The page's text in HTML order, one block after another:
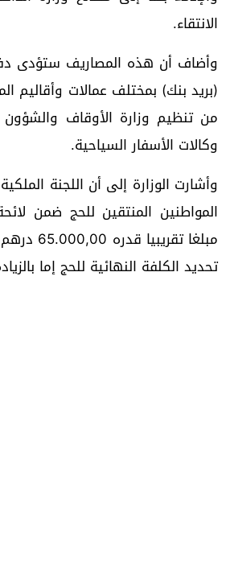
الانتقاء.
وأضاف أن هذه المصاريف ستؤدى
(بريد بنك) بمختلف عمالات وأقاليم
من تنظيم وزارة الأوقاف والشؤون
وكالات الأسفار السياحية.
وأشارت الوزارة إلى أن اللجنة
المواطنين المنتقين للحج ضمن
مبلغا
تحديد الكلفة النهائية للحج إما